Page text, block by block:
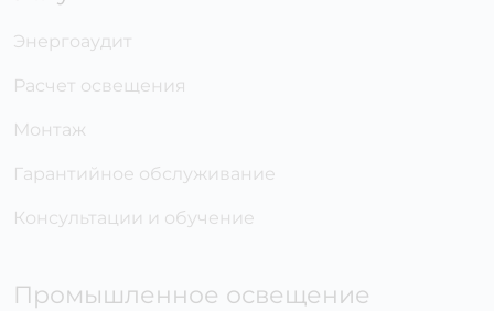
Энергоаудит
Расчет освещения
Монтаж
Гарантийное обслуживание
Консультации и обучение
Промышленное освещение